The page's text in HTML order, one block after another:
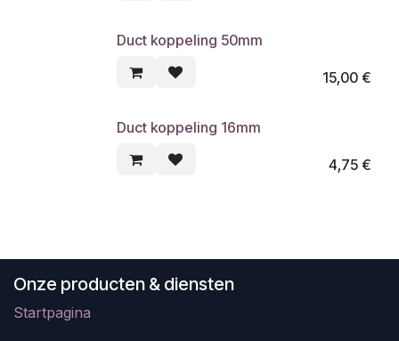
Duct koppeling 50mm
15,00€
Duct koppeling 16mm
4,75€
Onze producten & diensten
Startpagina